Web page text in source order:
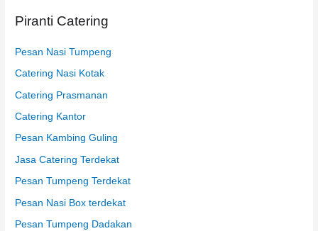
:
Piranti Catering
Pesan Nasi Tumpeng
Catering Nasi Kotak
Catering Prasmanan
Catering Kantor
Pesan Kambing Guling
Jasa Catering Terdekat
Pesan Tumpeng Terdekat
Pesan Nasi Box terdekat
Pesan Tumpeng Dadakan